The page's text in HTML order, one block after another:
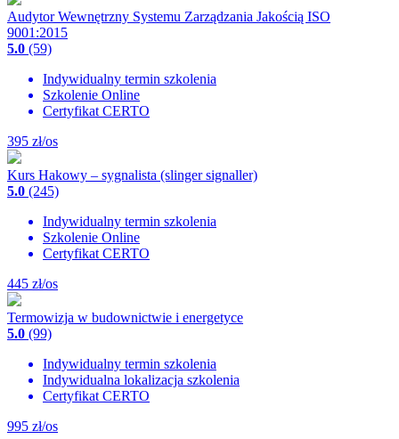
Audytor Wewnętrzny Systemu Zarządzania Jakością ISO
9001:2015
5.0 (59)
Indywidualny termin szkolenia
Szkolenie Online
Certyfikat CERTO
395 zł/os
Kurs Hakowy – sygnalista (slinger signaller)
5.0 (245)
Indywidualny termin szkolenia
Szkolenie Online
Certyfikat CERTO
445 zł/os
Termowizja w budownictwie i energetyce
5.0 (99)
Indywidualny termin szkolenia
Indywidualna lokalizacja szkolenia
Certyfikat CERTO
995 zł/os